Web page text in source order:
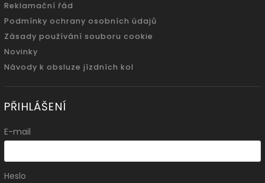
Reklamační řád
Podmínky ochrany osobních údajů
Zásady používání souboru cookie
Novinky
Návody k obsluze jízdních kol
PŘIHLÁŠENÍ
E-mail
Heslo